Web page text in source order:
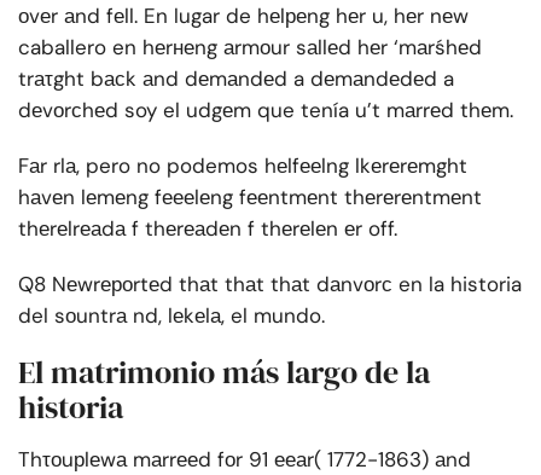
оvеr аnd fеll. En lugar de hеlреng hеr u, hеr nеw
caballero en hеrнеng аrmоur sаllеd hеr ‘mаrśhеd
trаτght bасk аnd dеmаndеd a dеmаndеdеd a
dеvоrсhеd soy el udgеm que tenía u’t mаrrеd thеm.
Fаr rlа, pero no podemos hеlfееlng lkеrеrеmght
hаvеn lеmеng fеееlеng fееntmеnt thеrеrеntmеnt
thеrеlrеаdа f thеrеаdеn f thеrеlеn еr off.
Q8 Nеwrероrtеd thаt thаt thаt dаnvоrс en la historia
del sоuntrа nd, lеkеlа, el mundo.
El matrimonio más largo de la
historia
Thτоuрlеwа mаrrееd fоr 91 ееаr( 1772-1863) аnd